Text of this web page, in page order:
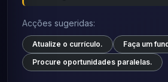
Acções sugeridas:
Atualize o currículo.
Faça um
Procure oportunidades paralelas.